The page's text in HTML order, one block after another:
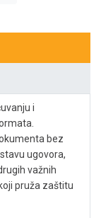
i
bez
ugovora,
važnih
pruža zaštitu